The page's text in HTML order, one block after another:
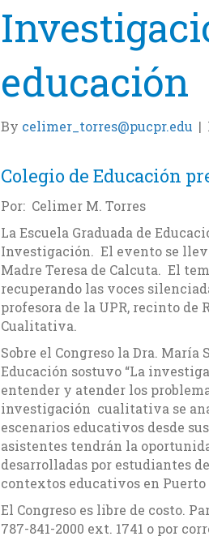
educación
By celimer_torres@pucpr.edu |
Colegio de Educación
Por: Celimer M. Torres
La Escuela Graduada de
Investigación. El evento se
Madre Teresa de Calcuta. El
recuperando las voces
profesora de la UPR, recinto
Cualitativa.
Sobre el Congreso la Dra. María
Educación sostuvo “La
entender y atender los
investigación cualitativa se
escenarios educativos desde
asistentes tendrán la
desarrolladas por estudiantes
contextos educativos en Puerto
El Congreso es libre de costo.
787-841-2000 ext. 1741 o por